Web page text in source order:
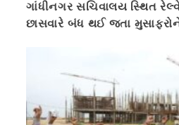
ગાંધીનગર સચિવાલય સ્થિત
છાસવારે બંધ થઈ જતા મુસાફરોને